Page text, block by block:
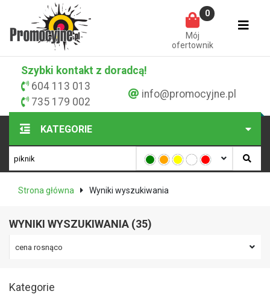
Mój
ofertownik
0
Szybki kontakt z doradcą!
604 113 013
735 179 002
info@promocyjne.pl
KATEGORIE
Strona główna Wyniki wyszukiwania
WYNIKI WYSZUKIWANIA (35)
Kategorie